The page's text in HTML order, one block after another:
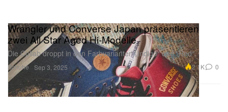
Schuhe
Wrangler und Converse Japan präsentieren
zwei All Star Aged Hi-Modelle
Die Collab droppt in den Farbvarianten „Indigo“ und „Red“.
Sep 3, 2025 2.1K 0